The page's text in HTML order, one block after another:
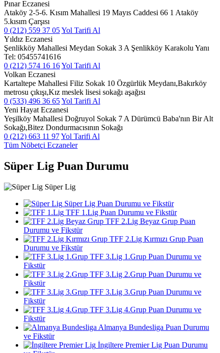
Pınar Eczanesi
Ataköy 2-5-6. Kısım Mahallesi 19 Mayıs Caddesi 66 1 Ataköy
5.kısım Çarşısı
0 (212) 559 37 05Yol Tarifi Al
Yıldız Eczanesi
Şenlikköy Mahallesi Meydan Sokak 3 A Şenlikköy Karakolu Yanı
Tel: 05455741616
0 (212) 574 16 16Yol Tarifi Al
Volkan Eczanesi
Kartaltepe Mahallesi Filiz Sokak 10 Özgürlük Meydanı,Bakırköy
metrosu çıkışı,Kız meslek lisesi sokağı aşağısı
0 (533) 496 36 65Yol Tarifi Al
Yeni Hayat Eczanesi
Yeşilköy Mahallesi Doğruyol Sokak 7 A Dürümcü Baba'nın Bir Alt
Sokağı,Bitez Dondurmacısının Sokağı
0 (212) 663 11 97Yol Tarifi Al
Tüm Nöbetçi Eczaneler
Süper Lig Puan Durumu
Süper Lig
Süper Lig Puan Durumu ve Fikstür
TFF 1.Lig Puan Durumu ve Fikstür
TFF 2.Lig Beyaz Grup Puan
Durumu ve Fikstür
TFF 2.Lig Kırmızı Grup Puan
Durumu ve Fikstür
TFF 3.Lig 1.Grup Puan Durumu ve
Fikstür
TFF 3.Lig 2.Grup Puan Durumu ve
Fikstür
TFF 3.Lig 3.Grup Puan Durumu ve
Fikstür
TFF 3.Lig 4.Grup Puan Durumu ve
Fikstür
Almanya Bundesliga Puan Durumu
ve Fikstür
İngiltere Premier Lig Puan Durumu